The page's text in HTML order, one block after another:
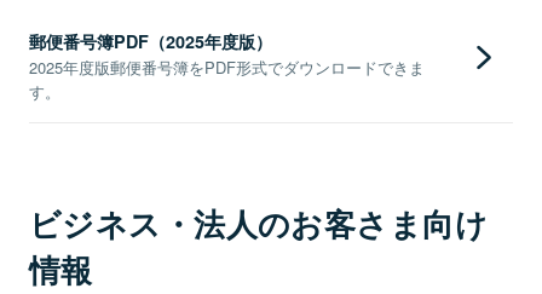
郵便番号簿PDF（2025年度版）
2025年度版郵便番号簿をPDF形式でダウンロードできま
す。
ビジネス・法人のお客さま向け
情報